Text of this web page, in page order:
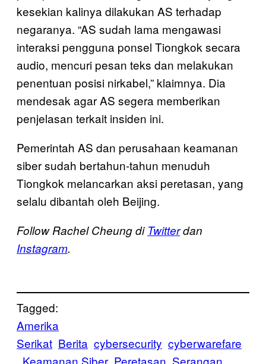
kesekian kalinya dilakukan AS terhadap
negaranya. “AS sudah lama mengawasi
interaksi pengguna ponsel Tiongkok secara
audio, mencuri pesan teks dan melakukan
penentuan posisi nirkabel,” klaimnya. Dia
mendesak agar AS segera memberikan
penjelasan terkait insiden ini.
Pemerintah AS dan perusahaan keamanan
siber sudah bertahun-tahun menuduh
Tiongkok melancarkan aksi peretasan, yang
selalu dibantah oleh Beijing.
Follow Rachel Cheung di Twitterdan
Instagram.
Tagged:
Amerika
Serikat Berita cybersecurity cyberwarefare